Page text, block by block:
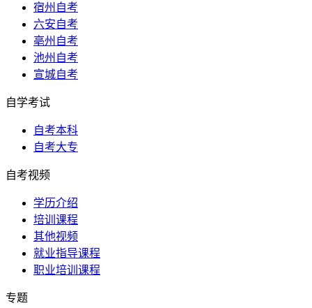
宿州自考
六安自考
亳州自考
池州自考
宣城自考
自学考试
自考本科
自考大专
自考视频
学历介绍
培训课程
其他视频
就业指导课程
职业培训课程
专题